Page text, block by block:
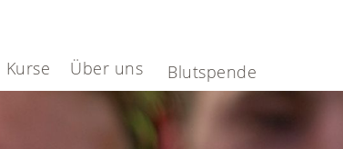
Kurse Über uns Blutspende